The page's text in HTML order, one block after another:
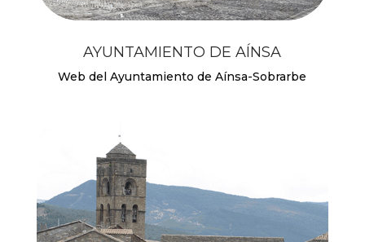
AYUNTAMIENTO DE AÍNSA
Web del Ayuntamiento de Aínsa-Sobrarbe